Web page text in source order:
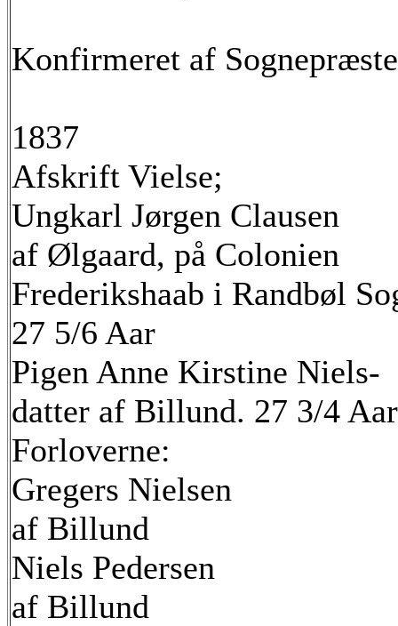
Konfirmeret af
1837
Afskrift Vielse;
Ungkarl Jørgen Clausen
af Ølgaard, på Colonien
Frederikshaab i Randbøl
27 5/6 Aar
Pigen Anne Kirstine Niels-
datter af Billund. 27 3/4
Forloverne:
Gregers Nielsen
af Billund
Niels Pedersen
af Billund